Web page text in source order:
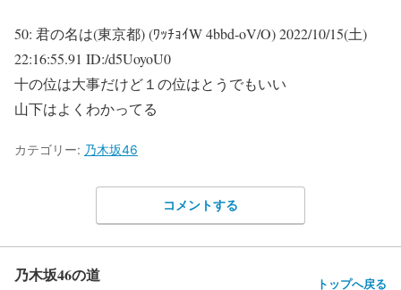
50: 君の名は(東京都) (ﾜｯﾁｮｲW 4bbd-oV/O)2022/10/15(土)
22:16:55.91 ID:/d5UoyoU0
十の位は大事だけど１の位はとうでもいい
山下はよくわかってる
カテゴリー: 乃木坂46
コメントする
乃木坂46の道 トップへ戻る